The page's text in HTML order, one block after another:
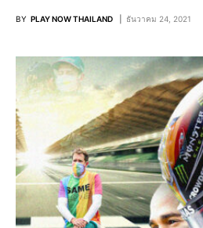
BY PLAY NOW THAILAND ธันวาคม 24, 2021